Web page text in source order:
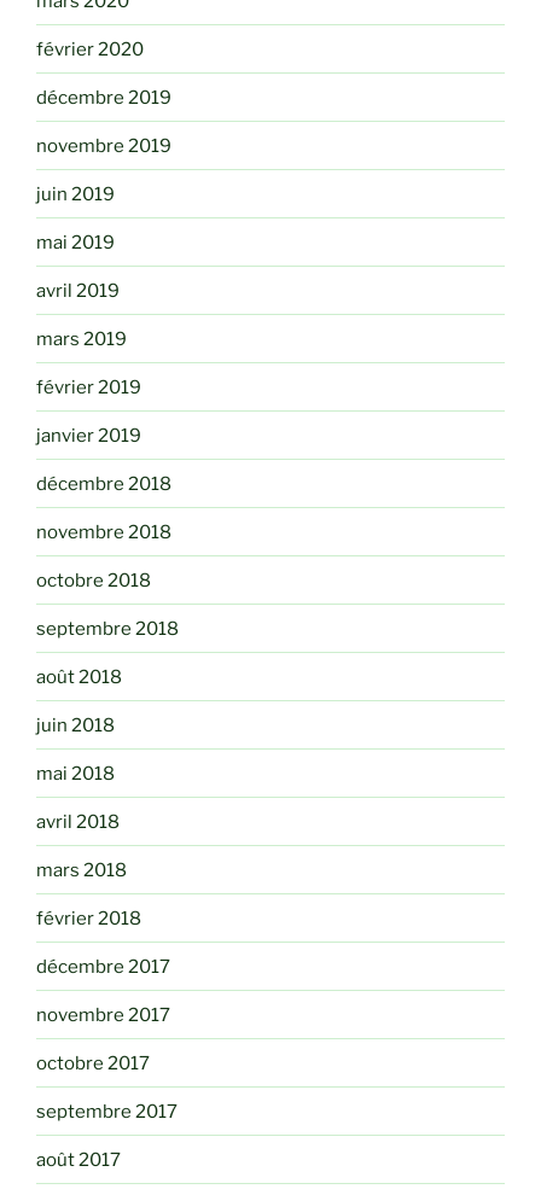
février 2020
décembre 2019
novembre 2019
juin 2019
mai 2019
avril 2019
mars 2019
février 2019
janvier 2019
décembre 2018
novembre 2018
octobre 2018
septembre 2018
août 2018
juin 2018
mai 2018
avril 2018
mars 2018
février 2018
décembre 2017
novembre 2017
octobre 2017
septembre 2017
août 2017